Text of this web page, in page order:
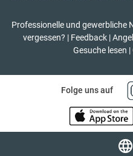
Professionelle und gewerbliche
vergessen? | Feedback |
Gesuche lesen |
Folge uns auf